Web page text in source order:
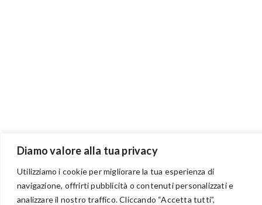
Diamo valore alla tua privacy
Utilizziamo i cookie per migliorare la tua esperienza di
navigazione, offrirti pubblicità o contenuti personalizzati e
analizzare il nostro traffico. Cliccando “Accetta tutti”,